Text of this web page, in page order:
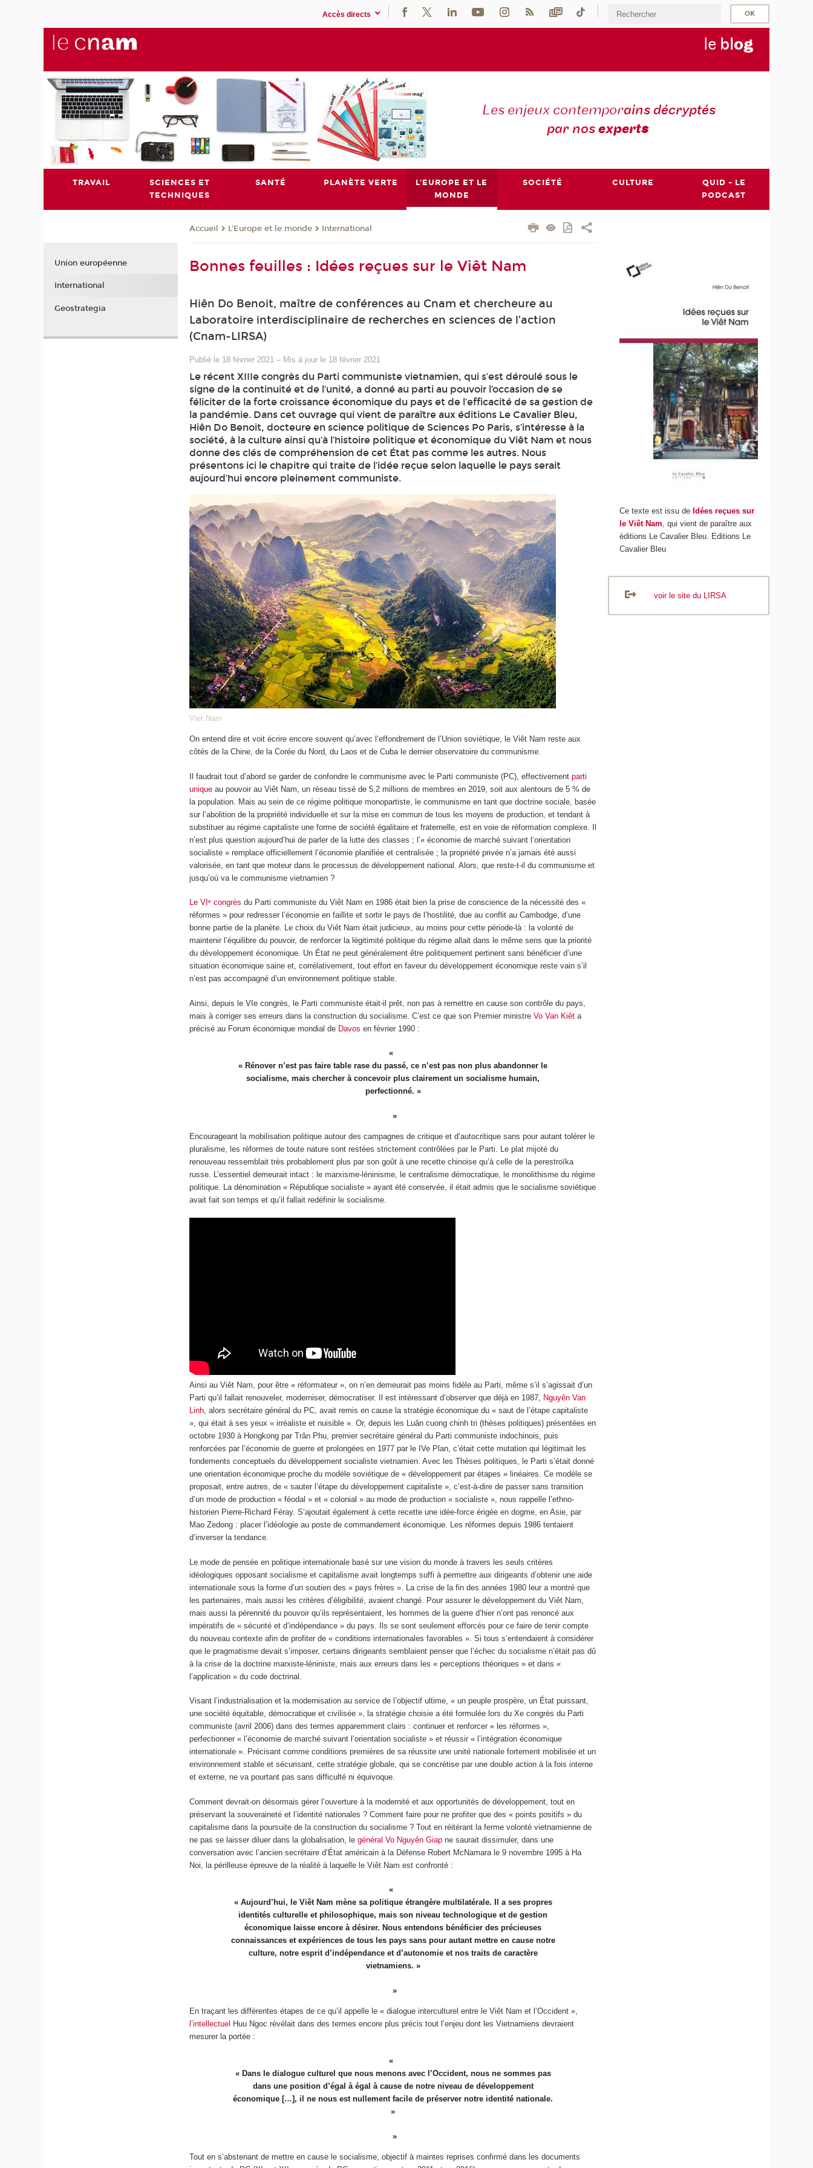
Accès directs
le blog
Les enjeux contemporains décryptés
par nosexperts
TRAVAIL
SCIENCES ET
TECHNIQUES
SANTÉ PLANÈTE VERTE
L'EUROPE ET LE
MONDE
SOCIÉTÉ CULTURE
QUID - LE
PODCAST
Accueil L'Europe et le monde International
Bonnes feuilles : Idées reçues sur le Viêt Nam
Hiên Do Benoit, maître de conférences au Cnam et chercheure au
Laboratoire interdisciplinaire de recherches en sciences de l’action
(Cnam-LIRSA)
Publié le 18 février 2021 – Mis à jour le 18 février 2021
Le récent XIIIe congrès du Parti communiste vietnamien, qui s’est déroulé sous le
signe de la continuité et de l’unité, a donné au parti au pouvoir l’occasion de se
féliciter de la forte croissance économique du pays et de l’efficacité de sa gestion de
la pandémie. Dans cet ouvrage qui vient de paraître aux éditions Le Cavalier Bleu,
Hiên Do Benoit, docteure en science politique de Sciences Po Paris, s’intéresse à la
société, à la culture ainsi qu’à l’histoire politique et économique du Viêt Nam et nous
donne des clés de compréhension de cet État pas comme les autres. Nous
présentons ici le chapitre qui traite de l’idée reçue selon laquelle le pays serait
aujourd’hui encore pleinement communiste.
Viet Nam
On entend dire et voit écrire encore souvent qu’avec l’effondrement de l’Union soviétique, le Viêt Nam reste aux
côtés de la Chine, de la Corée du Nord, du Laos et de Cuba le dernier observatoire du communisme.
Il faudrait tout d’abord se garder de confondre le communisme avec le Parti communiste (PC), effectivementparti
unique au pouvoir au Viêt Nam, un réseau tissé de 5,2 millions de membres en 2019, soit aux alentours de 5 % de
la population. Mais au sein de ce régime politique monopartiste, le communisme en tant que doctrine sociale, basée
sur l’abolition de la propriété individuelle et sur la mise en commun de tous les moyens de production, et tendant à
substituer au régime capitaliste une forme de société égalitaire et fraternelle, est en voie de réformation complexe. Il
n’est plus question aujourd’hui de parler de la lutte des classes ; l’« économie de marché suivant l’orientation
socialiste » remplace officiellement l’économie planifiée et centralisée ; la propriété privée n’a jamais été aussi
valorisée, en tant que moteur dans le processus de développement national. Alors, que reste-t-il du communisme et
jusqu’où va le communisme vietnamien ?
Le VIᵉ congrès du Parti communiste du Viêt Nam en 1986 était bien la prise de conscience de la nécessité des «
réformes » pour redresser l’économie en faillite et sortir le pays de l’hostilité, due au conflit au Cambodge, d’une
bonne partie de la planète. Le choix du Viêt Nam était judicieux, au moins pour cette période-là : la volonté de
maintenir l’équilibre du pouvoir, de renforcer la légitimité politique du régime allait dans le même sens que la priorité
du développement économique. Un État ne peut généralement être politiquement pertinent sans bénéficier d’une
situation économique saine et, corrélativement, tout effort en faveur du développement économique reste vain s’il
n’est pas accompagné d’un environnement politique stable.
Ainsi, depuis le VIe congrès, le Parti communiste était-il prêt, non pas à remettre en cause son contrôle du pays,
mais à corriger ses erreurs dans la construction du socialisme. C’est ce que son Premier ministreVo Van Kiêt a
précisé au Forum économique mondial de Davos en février 1990 :
« Rénover n’est pas faire table rase du passé, ce n’est pas non plus abandonner le
socialisme, mais chercher à concevoir plus clairement un socialisme humain,
perfectionné. »
Encourageant la mobilisation politique autour des campagnes de critique et d’autocritique sans pour autant tolérer le
pluralisme, les réformes de toute nature sont restées strictement contrôlées par le Parti. Le plat mijoté du
renouveau ressemblait très probablement plus par son goût à une recette chinoise qu’à celle de la perestroïka
russe. L’essentiel demeurait intact : le marxisme-léninisme, le centralisme démocratique, le monolithisme du régime
politique. La dénomination « République socialiste » ayant été conservée, il était admis que le socialisme soviétique
avait fait son temps et qu’il fallait redéfinir le socialisme.
Ainsi au Viêt Nam, pour être « réformateur », on n’en demeurait pas moins fidèle au Parti, même s’il s’agissait d’un
Parti qu’il fallait renouveler, moderniser, démocratiser. Il est intéressant d’observer que déjà en 1987, Nguyên Van
Linh, alors secrétaire général du PC, avait remis en cause la stratégie économique du « saut de l’étape capitaliste
», qui était à ses yeux « irréaliste et nuisible ». Or, depuis les Luân cuong chinh tri (thèses politiques) présentées en
octobre 1930 à Hongkong par Trân Phu, premier secrétaire général du Parti communiste indochinois, puis
renforcées par l’économie de guerre et prolongées en 1977 par le IVe Plan, c’était cette mutation qui légitimait les
fondements conceptuels du développement socialiste vietnamien. Avec les Thèses politiques, le Parti s’était donné
une orientation économique proche du modèle soviétique de « développement par étapes » linéaires. Ce modèle se
proposait, entre autres, de « sauter l’étape du développement capitaliste », c’est-à-dire de passer sans transition
d’un mode de production « féodal » et « colonial » au mode de production « socialiste », nous rappelle l’ethno-
historien Pierre-Richard Féray. S’ajoutait également à cette recette une idée-force érigée en dogme, en Asie, par
Mao Zedong : placer l’idéologie au poste de commandement économique. Les réformes depuis 1986 tentaient
d’inverser la tendance.
Le mode de pensée en politique internationale basé sur une vision du monde à travers les seuls critères
idéologiques opposant socialisme et capitalisme avait longtemps suffi à permettre aux dirigeants d’obtenir une aide
internationale sous la forme d’un soutien des « pays frères ». La crise de la fin des années 1980 leur a montré que
les partenaires, mais aussi les critères d’éligibilité, avaient changé. Pour assurer le développement du Viêt Nam,
mais aussi la pérennité du pouvoir qu’ils représentaient, les hommes de la guerre d’hier n’ont pas renoncé aux
impératifs de « sécurité et d’indépendance » du pays. Ils se sont seulement efforcés pour ce faire de tenir compte
du nouveau contexte afin de profiter de « conditions internationales favorables ». Si tous s’entendaient à considérer
que le pragmatisme devait s’imposer, certains dirigeants semblaient penser que l’échec du socialisme n’était pas dû
à la crise de la doctrine marxiste-léniniste, mais aux erreurs dans les « perceptions théoriques » et dans «
l’application » du code doctrinal.
Visant l’industrialisation et la modernisation au service de l’objectif ultime, « un peuple prospère, un État puissant,
une société équitable, démocratique et civilisée », la stratégie choisie a été formulée lors du Xe congrès du Parti
communiste (avril 2006) dans des termes apparemment clairs : continuer et renforcer « les réformes »,
perfectionner « l’économie de marché suivant l’orientation socialiste » et réussir « l’intégration économique
internationale ». Précisant comme conditions premières de sa réussite une unité nationale fortement mobilisée et un
environnement stable et sécurisant, cette stratégie globale, qui se concrétise par une double action à la fois interne
et externe, ne va pourtant pas sans difficulté ni équivoque.
Comment devrait-on désormais gérer l’ouverture à la modernité et aux opportunités de développement, tout en
préservant la souveraineté et l’identité nationales ? Comment faire pour ne profiter que des « points positifs » du
capitalisme dans la poursuite de la construction du socialisme ? Tout en réitérant la ferme volonté vietnamienne de
ne pas se laisser diluer dans la globalisation, legénéral Vo Nguyên Giap ne saurait dissimuler, dans une
conversation avec l’ancien secrétaire d’État américain à la Défense Robert McNamara le 9 novembre 1995 à Ha
Noi, la périlleuse épreuve de la réalité à laquelle le Viêt Nam est confronté :
« Aujourd’hui, le Viêt Nam mène sa politique étrangère multilatérale. Il a ses propres
identités culturelle et philosophique, mais son niveau technologique et de gestion
économique laisse encore à désirer. Nous entendons bénéficier des précieuses
connaissances et expériences de tous les pays sans pour autant mettre en cause notre
culture, notre esprit d’indépendance et d’autonomie et nos traits de caractère
vietnamiens. »
En traçant les différentes étapes de ce qu’il appelle le « dialogue interculturel entre le Viêt Nam et l’Occident »,
l’intellectuel Huu Ngoc révélait dans des termes encore plus précis tout l’enjeu dont les Vietnamiens devraient
mesurer la portée :
« Dans le dialogue culturel que nous menons avec l’Occident, nous ne sommes pas
dans une position d’égal à égal à cause de notre niveau de développement
économique […], il ne nous est nullement facile de préserver notre identité nationale.
»
Tout en s’abstenant de mettre en cause le socialisme, objectif à maintes reprises confirmé dans les documents
Ce texte est issu deIdées reçues sur
le Viêt Nam , qui vient de paraître aux
éditions Le Cavalier Bleu. Editions Le
Cavalier Bleu
voir le site du LIRSA
Union européenne
International
Geostrategia